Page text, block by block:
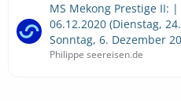
MS Mekong Prestige II:
06.12.2020 (Dienstag,
Sonntag, 6. Dezember
Philippe seereisen.de